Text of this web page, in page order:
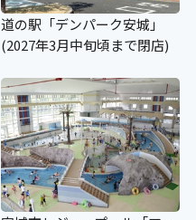
道の駅「デンパーク安城」
(2027年3月中旬頃まで閉店)